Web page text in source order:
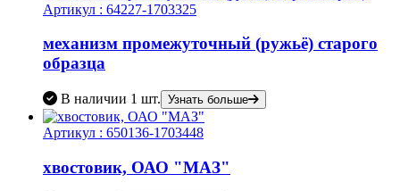
Артикул : 64227-1703325
механизм промежуточный (ружьё) старого
образца
В наличии 1 шт. Узнать больше
Артикул : 650136-1703448
хвостовик, ОАО "МАЗ"